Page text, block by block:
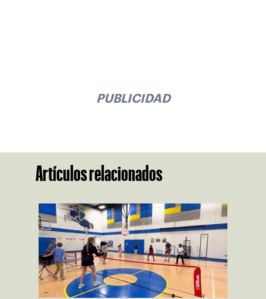
PUBLICIDAD
Artículos relacionados